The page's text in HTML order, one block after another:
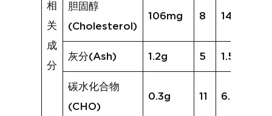
相
关
成
分
胆固醇
(Cholesterol)
106mg 8 145mg
灰分(Ash) 1.2g 5 1.5g
碳水化合物
(CHO)
0.3g 11 6.0g